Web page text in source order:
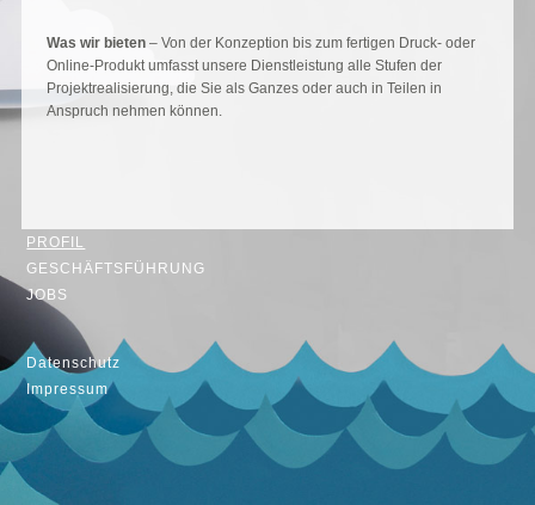
Was wir bieten– Von der Konzeption bis zum fertigen Druck- oder
Online-Produkt umfasst unsere Dienstleistung alle Stufen der
Projektrealisierung, die Sie als Ganzes oder auch in Teilen in
Anspruch nehmen können.
PROFIL
GESCHÄFTSFÜHRUNG
JOBS
Datenschutz
Impressum